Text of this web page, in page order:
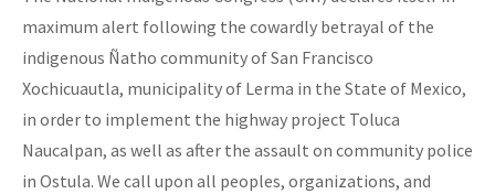
maximum alert following the cowardly betrayal of the
indigenous Ñatho community of San Francisco
Xochicuautla, municipality of Lerma in the State of Mexico,
in order to implement the highway project Toluca
Naucalpan, as well as after the assault on community police
in Ostula. We call upon all peoples, organizations, and